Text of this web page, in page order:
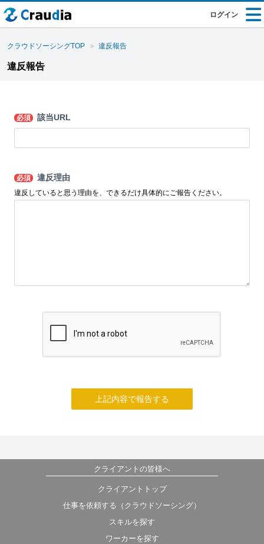
ログイン
クラウドソーシングTOP 違反報告
違反報告
必須 該当URL
必須 違反理由
違反していると思う理由を、できるだけ具体的にご報告ください。
上記内容で報告する
クライアントの皆様へ
クライアントトップ
仕事を依頼する（クラウドソーシング）
スキルを探す
ワーカーを探す